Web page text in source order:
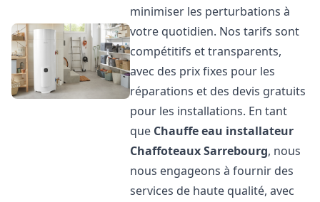
minimiser les perturbations à
votre quotidien. Nos tarifs sont
compétitifs et transparents,
avec des prix fixes pour les
réparations et des devis gratuits
pour les installations. En tant
que Chauffe eau installateur
ChaffoteauxSarrebourg, nous
nous engageons à fournir des
services de haute qualité, avec